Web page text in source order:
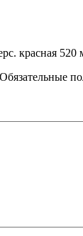
красная
Обязательные